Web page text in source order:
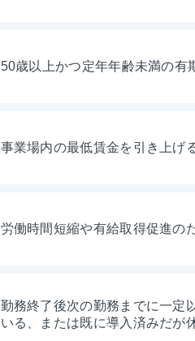
50歳以上かつ定年年齢未満の有
事業場内の最低賃金を引き上げ
労働時間短縮や有給取得促進の
勤務終了後次の勤務までに一定
いる、または既に導入済みだが